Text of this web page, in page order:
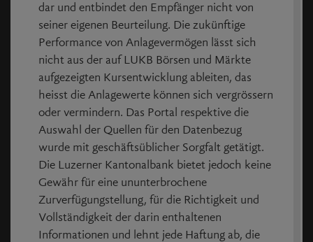
18:35
15.07.2026
Partners Group verzeichnet Evergreen-
Rücknahmen von 3,8 Milliarden US-Dollar
18:02
Partners Group zieht im Halbjahr weitere
Kundengelder an
14:00
14.07.2026
Ausblick Partners Group: Nach Rücknahme-
Wirbel schwieriges Halbjahr erwartet
10:44
01.07.2026
Partners Group investiert in britische
Zugleasing-Plattform
17:35
30.06.2026
Partners Group investiert 250 Millionen Dollar
in Flugzeugleasing-Portfolio
09:13
26.06.2026
Partners Group investiert in Breitling-
Luxuswohnprojekt in Miami
11:53
18.06.2026
Partners Group schafft Ausstiegsmöglichkeit für
Anleger von britischem Fonds
dar und entbindet den Empfänger nicht von
seiner eigenen Beurteilung. Die zukünftige
Performance von Anlagevermögen lässt sich
nicht aus der auf LUKB Börsen und Märkte
aufgezeigten Kursentwicklung ableiten, das
heisst die Anlagewerte können sich vergrössern
oder vermindern. Das Portal respektive die
Auswahl der Quellen für den Datenbezug
wurde mit geschäftsüblicher Sorgfalt getätigt.
Die Luzerner Kantonalbank bietet jedoch keine
Gewähr für eine ununterbrochene
Zurverfügungstellung, für die Richtigkeit und
Vollständigkeit der darin enthaltenen
Informationen und lehnt jede Haftung ab, die